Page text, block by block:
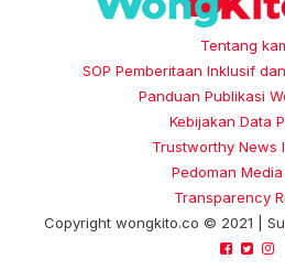
Tentang
SOP Pemberitaan Inklusif
Panduan Publikasi
Kebijakan Data
Trustworthy News
Pedoman
Transparency
Copyright wongkito.co © 2021 |